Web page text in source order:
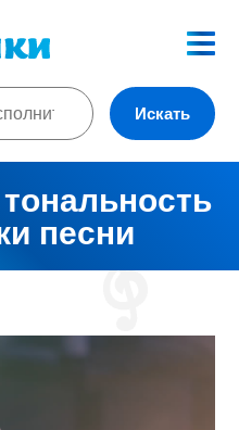
Искать
песни